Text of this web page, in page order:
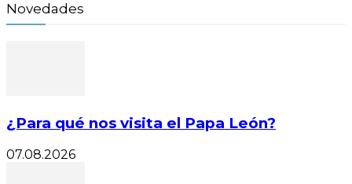
Novedades
¿Para qué nos visita el Papa León?
07.08.2026